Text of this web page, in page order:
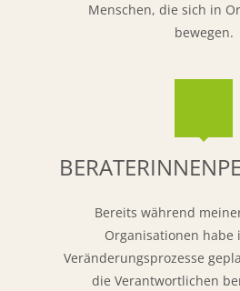
Menschen, die sich in
bewegen.
Bereits während
Organisationen habe
Veränderungsprozesse
die Verantwortlichen